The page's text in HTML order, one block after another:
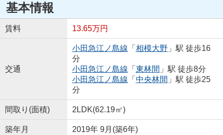
基本情報
賃料 13.65万円
交通
小田急江ノ島線 「 相模大野 」駅 徒歩16
分
小田急江ノ島線 「 東林間 」駅 徒歩8分
小田急江ノ島線 「 中央林間 」駅 徒歩25
分
間取り(面積) 2LDK(62.19㎡)
築年月 2019年 9月(築6年)